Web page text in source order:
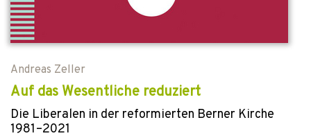
Andreas Zeller
Auf das Wesentliche reduziert
Die Liberalen in der reformierten Berner Kirche
1981–2021